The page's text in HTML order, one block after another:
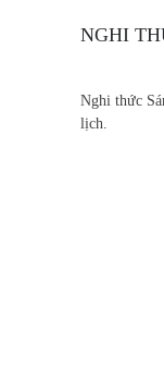
NGHI
Nghi thức
lịch.